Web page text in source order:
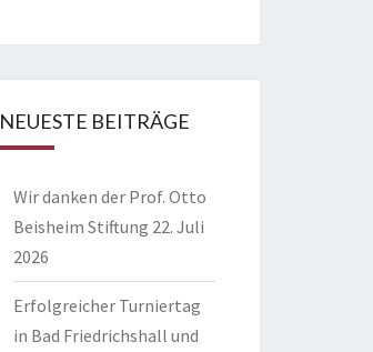
NEUESTE BEITRÄGE
Wir danken der Prof. Otto
Beisheim Stiftung 22. Juli
2026
Erfolgreicher Turniertag
in Bad Friedrichshall und